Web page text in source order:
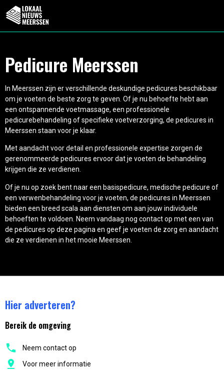
Pedicure Meerssen
In Meerssen zijn er verschillende deskundige pedicures beschikbaar
om je voeten de beste zorg te geven. Of je nu behoefte hebt aan
een ontspannende voetmassage, een professionele
pedicurebehandeling of specifieke voetverzorging, de pedicures in
Meerssen staan voor je klaar.
Met aandacht voor detail en professionele expertise zorgen de
gerenommeerde pedicures ervoor dat je voeten de behandeling
krijgen die ze verdienen.
Of je nu op zoek bent naar een basispedicure, medische pedicure of
een verwenbehandeling voor je voeten, de pedicures in Meerssen
bieden een breed scala aan diensten om aan jouw individuele
behoeften te voldoen. Neem vandaag nog contact op met een van
de pedicures op deze pagina en geef je voeten de zorg en aandacht
die ze verdienen in het mooie Meerssen.
Hier adverteren?
Bereik de omgeving
Neem contact op
Voor meer informatie